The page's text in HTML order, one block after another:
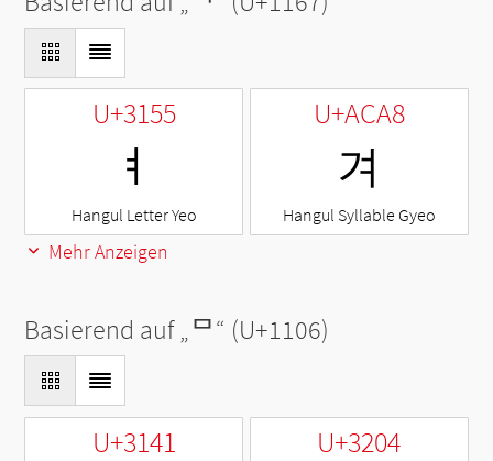
U+3155
ㅕ
Hangul Letter Yeo
U+ACA8
겨
Hangul Syllable Gyeo
Mehr Anzeigen
Basierend auf „ᄆ“ (U+1106)
U+3141 U+3204